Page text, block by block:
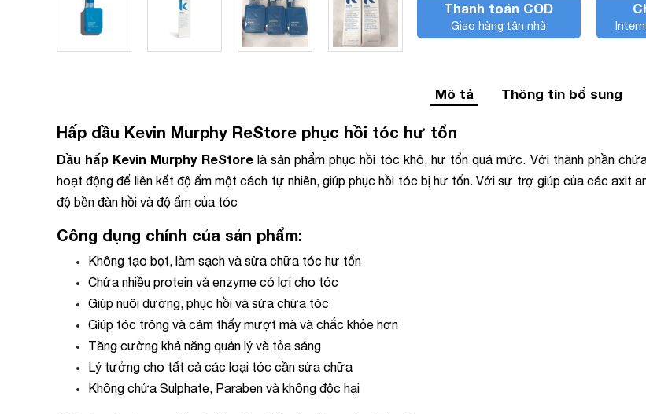
Thanh toán COD
Giao hàng tận nhà
Mô tả Thông tin bổ sung
Hấp dầu Kevin Murphy ReStore phục hồi tóc hư tổn
Dầu hấp Kevin Murphy ReStorelà sản phẩm phục hồi tóc khô, hư tổn quá mức. Với thành phần
hoạt động để liên kết độ ẩm một cách tự nhiên, giúp phục hồi tóc bị hư tổn. Với sự trợ giúp của các axit
độ bền đàn hồi và độ ẩm của tóc
Công dụng chính của sản phẩm:
Không tạo bọt, làm sạch và sửa chữa tóc hư tổn
Chứa nhiều protein và enzyme có lợi cho tóc
Giúp nuôi dưỡng, phục hồi và sửa chữa tóc
Giúp tóc trông và cảm thấy mượt mà và chắc khỏe hơn
Tăng cường khả năng quản lý và tỏa sáng
Lý tưởng cho tất cả các loại tóc cần sửa chữa
Không chứa Sulphate, Paraben và không độc hại